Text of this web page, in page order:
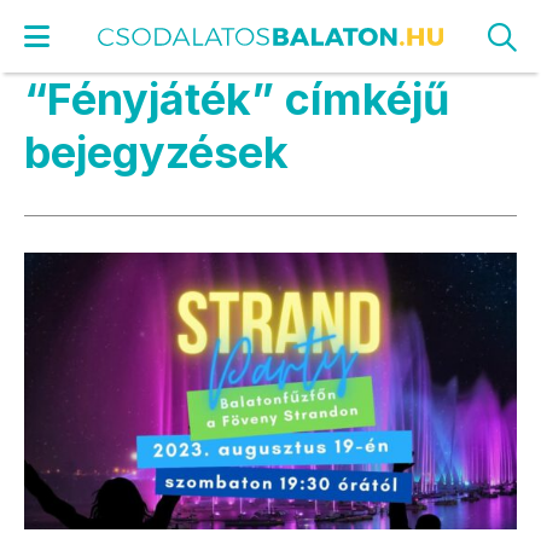
“Fényjáték” címkéjű
bejegyzések